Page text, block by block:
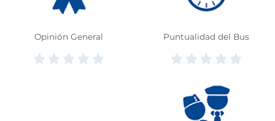
Opinión General Puntualidad del Bus